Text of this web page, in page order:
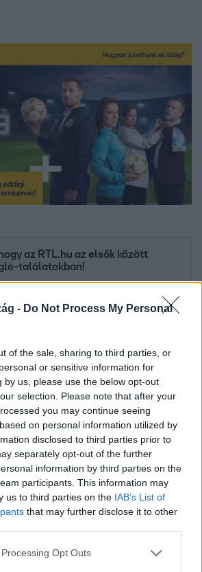
- Do Not Process My Personal
of the sale, sharing to third parties, or
or sensitive information for
by us, please use the below opt-out
selection. Please note that after your
you may continue seeing
on personal information utilized by
disclosed to third parties prior to
separately opt-out of the further
information by third parties on the
participants. This information may
us to third parties on the IAB’s List of
that may further disclose it to other
website/app uses one or more Google
Opt Outs
az RTL.hu az elsők között
találatokban!
és értesülj a friss hírekről a
Követem